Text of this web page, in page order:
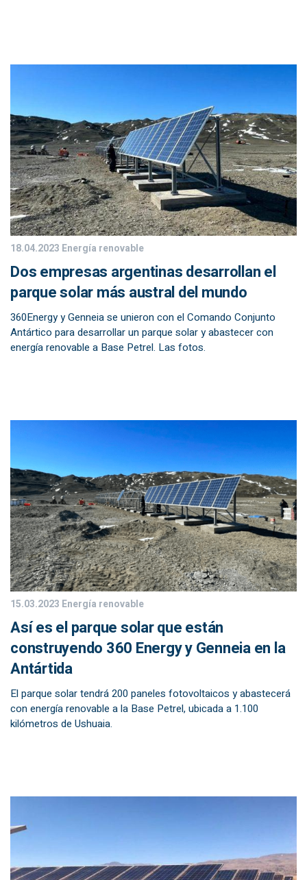
18.04.2023 Energía renovable
Dos empresas argentinas desarrollan el
parque solar más austral del mundo
360Energy y Genneia se unieron con el Comando Conjunto
Antártico para desarrollar un parque solar y abastecer con
energía renovable a Base Petrel. Las fotos.
15.03.2023 Energía renovable
Así es el parque solar que están
construyendo 360 Energy y Genneia en la
Antártida
El parque solar tendrá 200 paneles fotovoltaicos y abastecerá
con energía renovable a la Base Petrel, ubicada a 1.100
kilómetros de Ushuaia.